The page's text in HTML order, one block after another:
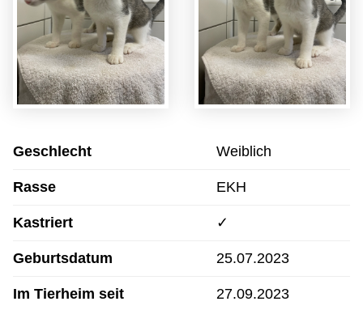
Geschlecht Weiblich
Rasse EKH
Kastriert ✓
Geburtsdatum 25.07.2023
Im Tierheim seit 27.09.2023